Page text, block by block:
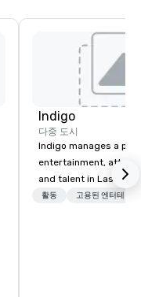
Indigo
다중 도시
Indigo manages a
entertainment,
and talent in Las
and Atlantic City. We
활동 고용된 엔터테인